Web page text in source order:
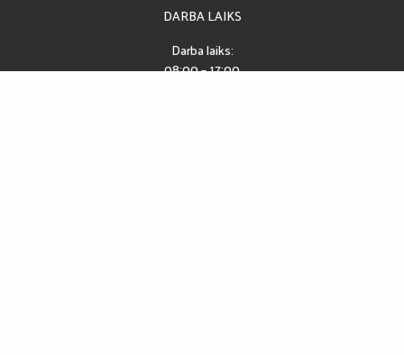
DARBA LAIKS
Darba laiks:
08:00 – 17:00